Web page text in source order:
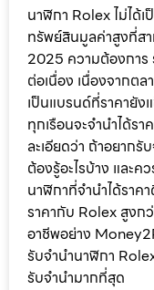
นาฬิกา Rolex ไม่ได้เ
ทรัพย์สินมูลค่าสูงที่สา
2025 ความต้องการ
ต่อเนื่อง เนื่องจากต
เป็นแบรนด์ที่ราคายัง
ทุกเรือนจะจำนำได้ร
ละเอียดว่า ถ้าอยากรั
ต้องรู้อะไรบ้าง และค
นาฬิกาที่จำนำได้ราค
ราคากับ Rolex สูงก
อาชีพอย่าง
รับจำนำนาฬิกา
รับจำนำมากที่สุด